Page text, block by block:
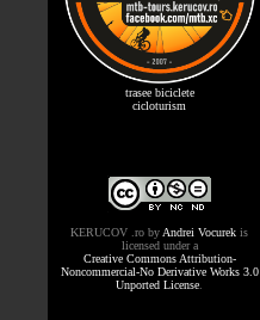
trasee biciclete
cicloturism
KERUCOV .ro by Andrei Vocurek is
licensed under a
Creative Commons Attribution-
Noncommercial-No Derivative Works 3.0
Unported License